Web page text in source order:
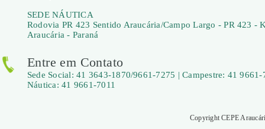
SEDE NÁUTICA
Rodovia PR 423 Sentido Araucária/Campo Largo - PR 423 -
Araucária - Paraná
Entre em Contato
Sede Social: 41 3643-1870/9661-7275 | Campestre: 41 9661-
Náutica: 41 9661-7011
Copyright CEPE